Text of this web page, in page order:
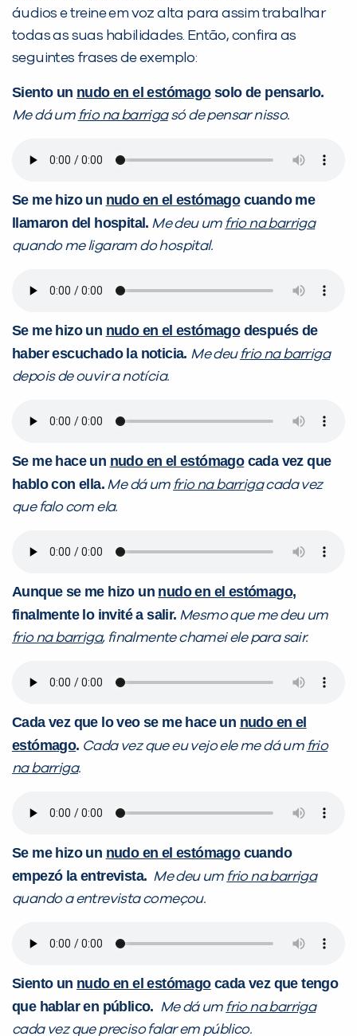
áudios e treine em voz alta para assim trabalhar
todas as suas habilidades. Então, confira as
seguintes frases de exemplo:
Siento un nudo en el estómagosolo de pensarlo.
Me dá um frio na barrigasó de pensar nisso.
Se me hizo un nudo en el estómagocuando me
llamaron del hospital. Me deu um frio na barriga
quando me ligaram do hospital.
Se me hizo un nudo en el estómagodespués de
haber escuchado la noticia. Me deu frio na barriga
depois de ouvir a notícia.
Se me hace un nudo en el estómagocada vez que
hablo con ella. Me dá um frio na barrigacada vez
que falo com ela.
Aunque se me hizo un nudo en el estómago,
finalmente lo invité a salir. Mesmo que me deu um
frio na barriga, finalmente chamei ele para sair.
Cada vez que lo veo se me hace un nudo en el
estómago. Cada vez que eu vejo ele me dá um frio
na barriga.
Se me hizo un nudo en el estómagocuando
empezó la entrevista. Me deu um frio na barriga
quando a entrevista começou.
Siento un nudo en el estómagocada vez que tengo
que hablar en público. Me dá um frio na barriga
cada vez que preciso falar em público.
VOLTAR